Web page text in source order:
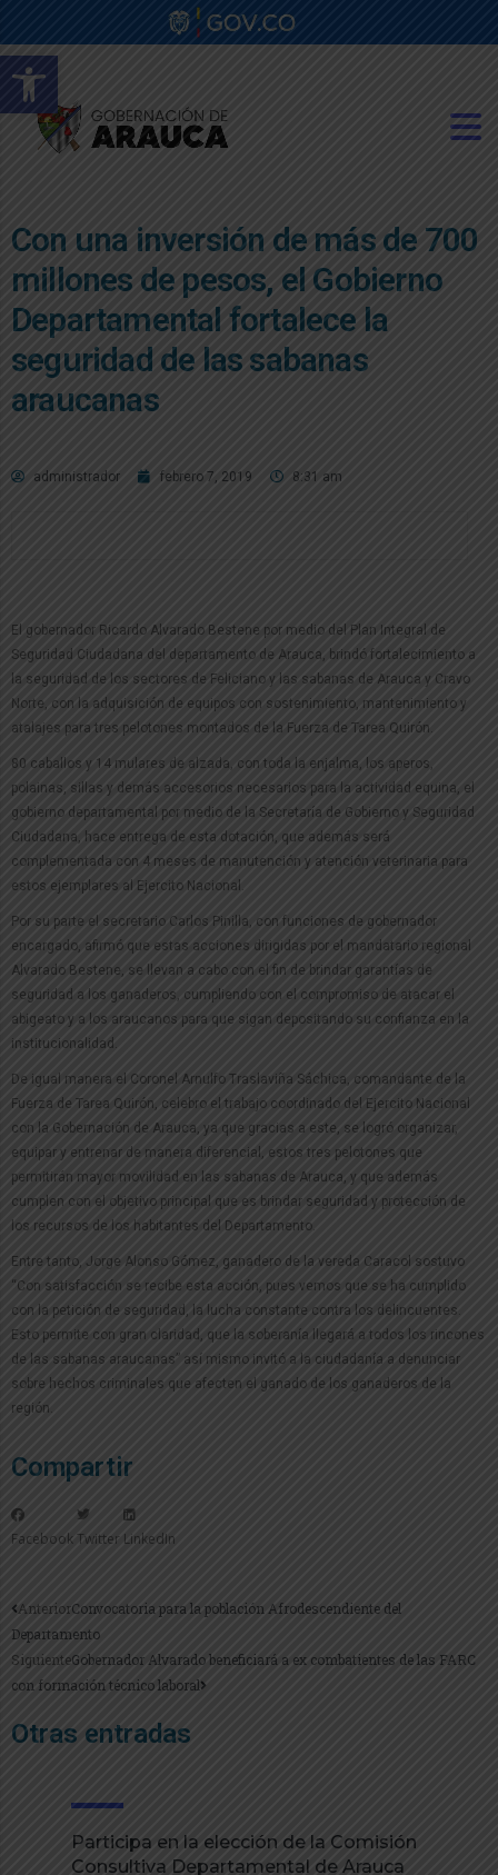
Abrir barra de herramientas
Con una inversión de más de 700
millones de pesos, el Gobierno
Departamental fortalece la
seguridad de las sabanas
araucanas
administrador febrero 7, 2019 8:31 am
El gobernador Ricardo Alvarado Bestene por medio del Plan Integral de
Seguridad Ciudadana del departamento de Arauca, brindó fortalecimiento a
la seguridad de los sectores de Feliciano y las sabanas de Arauca y Cravo
Norte, con la adquisición de equipos con sostenimiento, mantenimiento y
atalajes para tres pelotones montados de la Fuerza de Tarea Quirón.
80 caballos y 14 mulares de alzada, con toda la enjalma, los aperos,
polainas, sillas y demás accesorios necesarios para la actividad equina, el
gobierno departamental por medio de la Secretaría de Gobierno y Seguridad
Ciudadana, hace entrega de esta dotación, que además será
complementada con 4 meses de manutención y atención veterinaria para
estos ejemplares al Ejercito Nacional.
Por su parte el secretario Carlos Pinilla, con funciones de gobernador
encargado, afirmó que estas acciones dirigidas por el mandatario regional
Alvarado Bestene, se llevan a cabo con el fin de brindar garantías de
seguridad a los ganaderos, cumpliendo con el compromiso de atacar el
abigeato y a los araucanos para que sigan depositando su confianza en la
institucionalidad.
De igual manera el Coronel Arnulfo Traslaviña Sáchica, comandante de la
Fuerza de Tarea Quirón, celebro el trabajo coordinado del Ejercito Nacional
con la Gobernación de Arauca, ya que gracias a este, se logró organizar,
equipar y entrenar de manera diferencial, estos tres pelotones que
permitirán mayor movilidad en las sabanas de Arauca, y que además
cumplen con el objetivo principal que es brindar seguridad y protección de
los recursos de los habitantes del Departamento.
Entre tanto, Jorge Alonso Gómez, ganadero de la vereda Caracol sostuvo
“Con satisfacción se recibe esta acción, pues vemos que se ha cumplido
con la petición de seguridad, la lucha constante contra los delincuentes.
Esto permite con gran claridad, que la soberanía llegará a todos los rincones
de las sabanas araucanas” así mismo invitó a la ciudadanía a denunciar
sobre hechos criminales que afecten el ganado de los ganaderos de la
región.
Compartir
Facebook Twitter LinkedIn
AnteriorConvocatoria para la población Afrodescendiente del
Departamento
SiguienteGobernador Alvarado beneficiará a ex combatientes de las FARC
con formación técnico laboral
Otras entradas
Participa en la elección de la Comisión
Consultiva Departamental de Arauca